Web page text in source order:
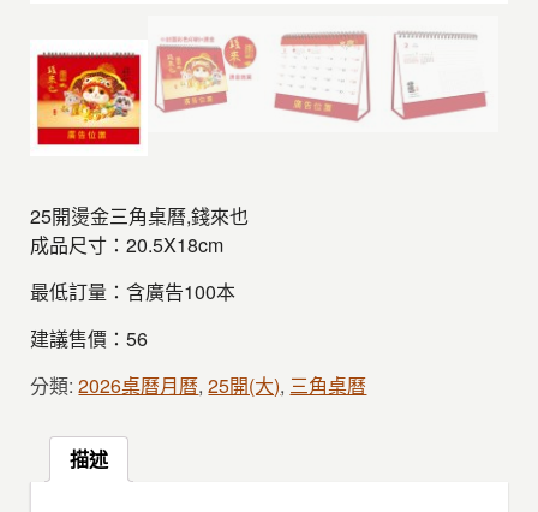
25開燙金三角桌曆,錢來也
成品尺寸：20.5X18cm
最低訂量：含廣告100本
建議售價：56
分類:2026桌曆月曆,25開(大), 三角桌曆
描述